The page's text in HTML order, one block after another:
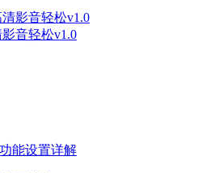
音轻松v1.0
能设置详解